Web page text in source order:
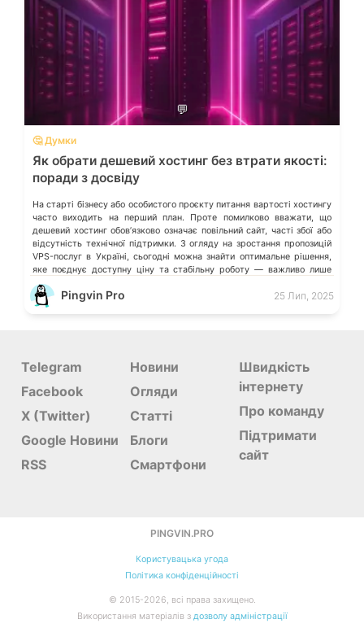
💬
🤔 Думки
Як обрати дешевий хостинг без втрати якості:
поради з досвіду
На старті бізнесу або особистого проєкту питання вартості хостингу
часто виходить на перший план. Проте помилково вважати, що
дешевий хостинг обовʼязково означає повільний сайт, часті збої або
відсутність технічної підтримки. З огляду на зростання пропозицій
VPS-послуг в Україні, сьогодні можна знайти оптимальне рішення,
яке поєднує доступну ціну та стабільну роботу — важливо лише
знати, на […]
Pingvin Pro 25 Лип, 2025
Telegram
Facebook
X (Twitter)
Google Новини
RSS
Новини
Огляди
Статті
Блоги
Смартфони
Швидкість
інтернету
Про команду
Підтримати
сайт
PINGVIN.PRO
Користувацька угода
Політика конфіденційності
© 2015-2026, всі права захищено.
Використання матеріалів з дозволу адміністрації